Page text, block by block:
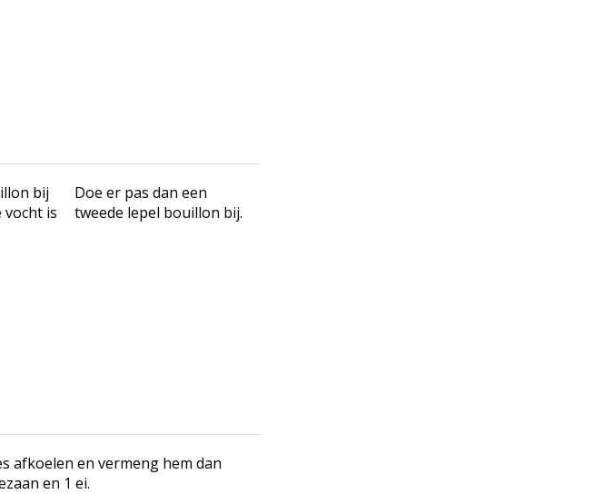
bij
is
Doe er pas dan een
tweede lepel bouillon bij.
afkoelen en vermeng hem dan
en 1 ei.